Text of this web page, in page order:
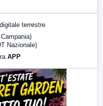
LabNews (replica)
terrestre
Nazionale)
APP